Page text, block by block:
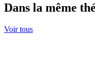
Dans la même
Voir tous